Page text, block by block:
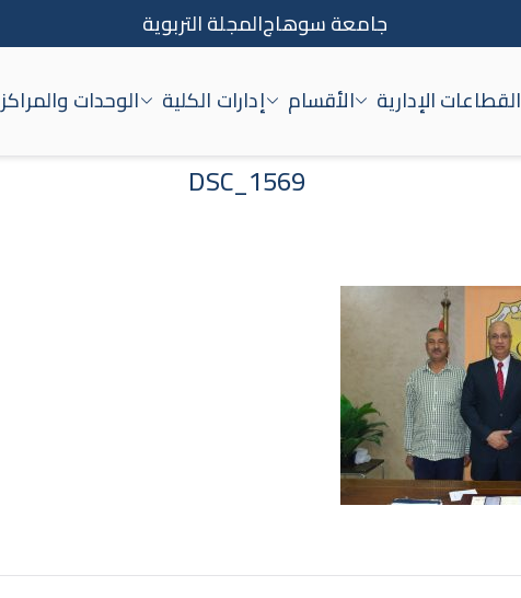
جامعة سوهاجالمجلة التربوية
القطاعات الإدارية الأقسام إدارات الكلية الوحدات والمراكز
DSC_1569